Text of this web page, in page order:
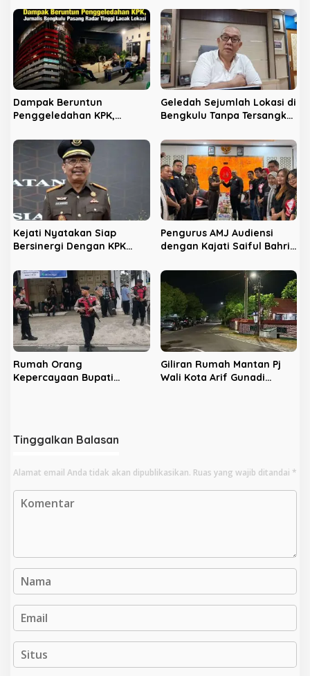
s
p
o
s
Dampak Beruntun
Penggeledahan KPK,
Radar Tinggi Lacak Lokasi
Geledah Sejumlah Lokasi di
Bengkulu Tanpa Tersangka,
Kejati Nyatakan Siap
Bersinergi Dengan KPK
Bengkulu
Pengurus AMJ Audiensi
dengan Kajati Saiful Bahri
Rumah Orang
Kepercayaan Bupati
Giliran Rumah Mantan Pj
Wali Kota Arif Gunadi
Tinggalkan Balasan
Alamat email Anda tidak akan dipublikasikan. Ruas yang wajib ditandai *